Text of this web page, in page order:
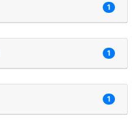
1
1
1